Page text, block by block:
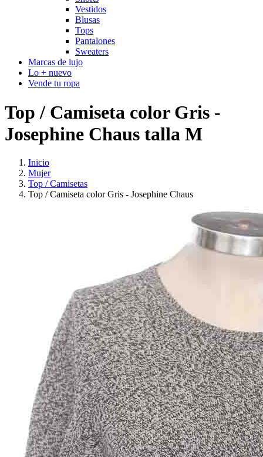
Vestidos
Blusas
Tops
Pantalones
Sweaters
Marcas de lujo
Lo + nuevo
Vende tu ropa
Top / Camiseta color Gris -
Josephine Chaus talla M
Inicio
Mujer
Top / Camisetas
Top / Camiseta color Gris - Josephine Chaus